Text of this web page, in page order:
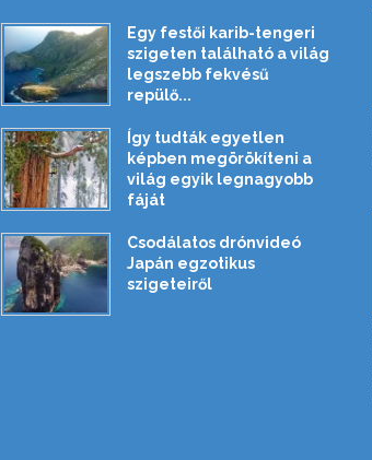
Egy festői karib-tengeri
szigeten található a világ
legszebb fekvésű
repülő...
Így tudták egyetlen
képben megörökíteni a
világ egyik legnagyobb
fáját
Csodálatos drónvideó
Japán egzotikus
szigeteiről